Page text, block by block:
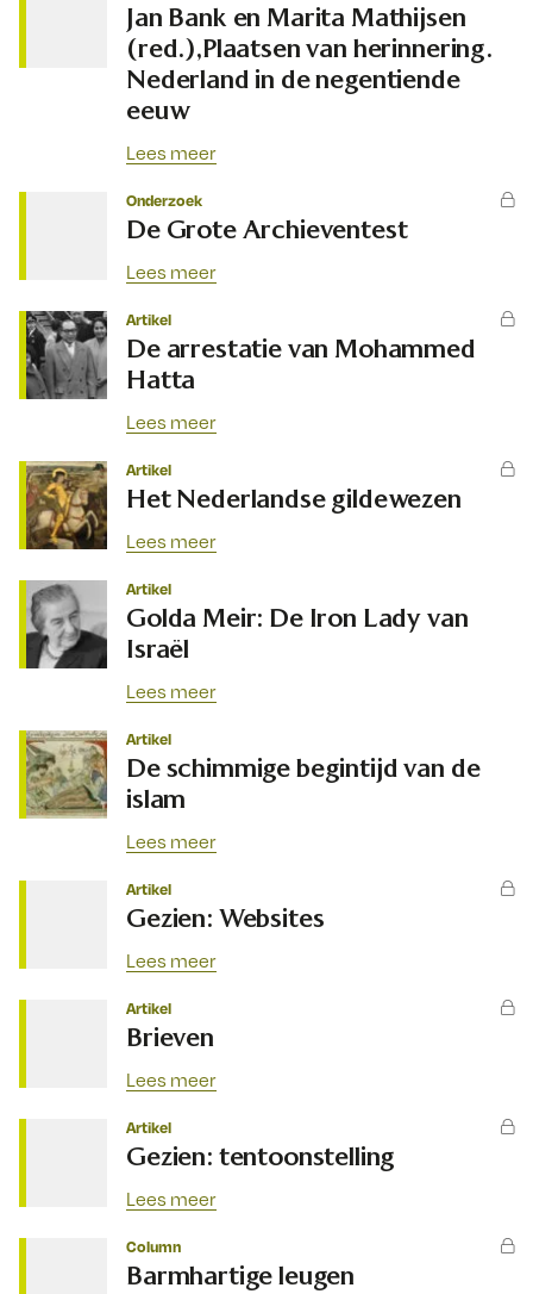
Jan Bank en Marita Mathijsen
(red.),Plaatsen van herinnering.
Nederland in de negentiende
eeuw
Lees meer
Onderzoek
De Grote Archieventest
Lees meer
Artikel
De arrestatie van Mohammed
Hatta
Lees meer
Artikel
Het Nederlandse gildewezen
Lees meer
Artikel
Golda Meir: De Iron Lady van
Israël
Lees meer
Artikel
De schimmige begintijd van de
islam
Lees meer
Artikel
Gezien: Websites
Lees meer
Artikel
Brieven
Lees meer
Artikel
Gezien: tentoonstelling
Lees meer
Column
Barmhartige leugen